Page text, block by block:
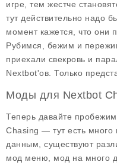
игре, тем жестче
тут действительно надо
момент кажется, что они
Рубимся, бежим и
приехали свекровь и
Nextbot'ов. Только
Моды для Nextbot
Теперь давайте
Chasing — тут есть
данным, существуют
мод меню , мод на много